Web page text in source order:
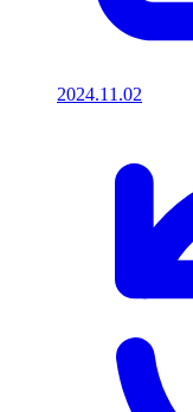
2024.11.02